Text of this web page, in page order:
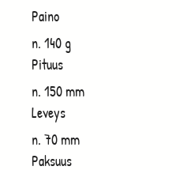
Paino
n. 140 g
Pituus
n. 150 mm
Leveys
n. 70 mm
Paksuus